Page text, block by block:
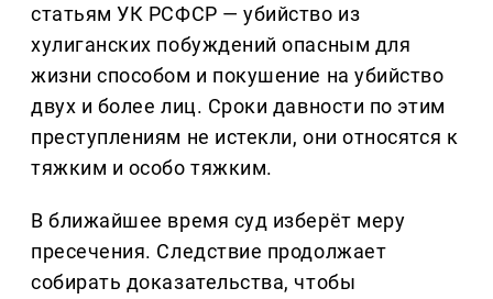
статьям УК РСФСР — убийство из
хулиганских побуждений опасным для
жизни способом и покушение на убийство
двух и более лиц. Сроки давности по этим
преступлениям не истекли, они относятся к
тяжким и особо тяжким.
В ближайшее время суд изберёт меру
пресечения. Следствие продолжает
собирать доказательства, чтобы